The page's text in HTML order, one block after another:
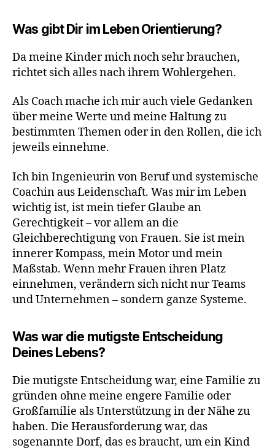
Was gibt Dir im Leben Orientierung?
Da meine Kinder mich noch sehr brauchen,
richtet sich alles nach ihrem Wohlergehen.
Als Coach mache ich mir auch viele Gedanken
über meine Werte und meine Haltung zu
bestimmten Themen oder in den Rollen, die ich
jeweils einnehme.
Ich bin Ingenieurin von Beruf und systemische
Coachin aus Leidenschaft. Was mir im Leben
wichtig ist, ist mein tiefer Glaube an
Gerechtigkeit – vor allem an die
Gleichberechtigung von Frauen. Sie ist mein
innerer Kompass, mein Motor und mein
Maßstab. Wenn mehr Frauen ihren Platz
einnehmen, verändern sich nicht nur Teams
und Unternehmen – sondern ganze Systeme.
Was war die mutigste Entscheidung
Deines Lebens?
Die mutigste Entscheidung war, eine Familie zu
gründen ohne meine engere Familie oder
Großfamilie als Unterstützung in der Nähe zu
haben. Die Herausforderung war, das
sogenannte Dorf, das es braucht, um ein Kind